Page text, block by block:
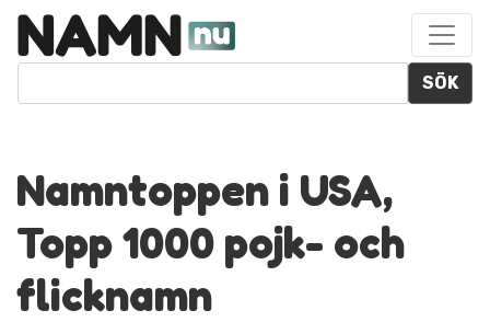
SÖK
Namntoppen i USA,
Topp 1000 pojk- och
flicknamn